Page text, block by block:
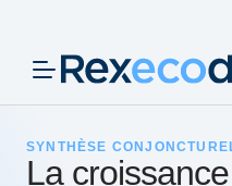
SYNTHÈSE
La